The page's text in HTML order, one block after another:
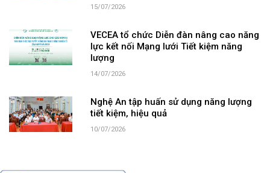
15/07/2026
VECEA tổ chức Diễn đàn nâng cao năng
lực kết nối Mạng lưới Tiết kiệm năng
lượng
14/07/2026
Nghệ An tập huấn sử dụng năng lượng
tiết kiệm, hiệu quả
10/07/2026